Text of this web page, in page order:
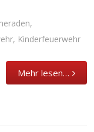
,
, Kinderfeuerwehr
Mehr lesen…